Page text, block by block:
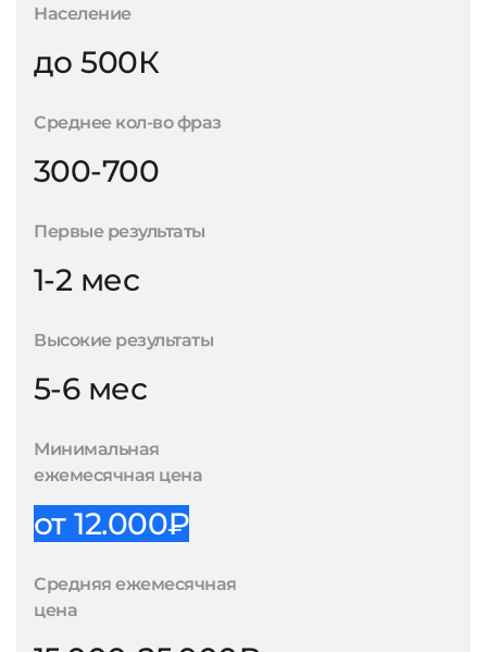
Население
до 500К
Среднее кол-во фраз
300-700
Первые результаты
1-2 мес
Высокие результаты
5-6 мес
Минимальная
ежемесячная цена
от 12.000₽
Средняя ежемесячная
цена